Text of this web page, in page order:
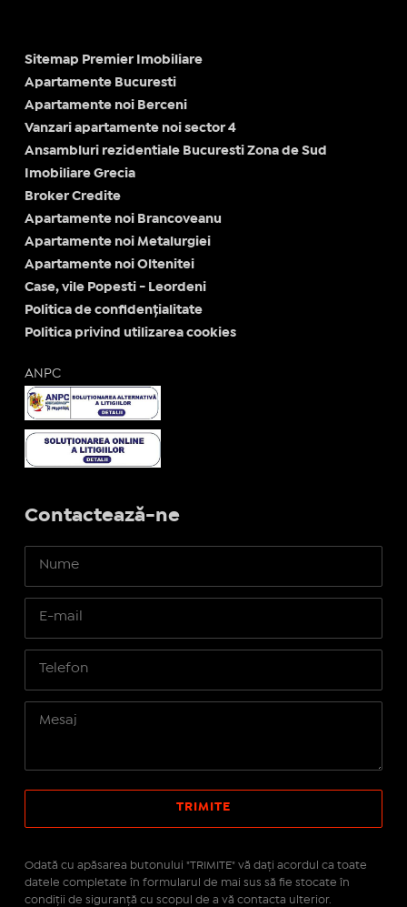
Sitemap Premier Imobiliare
Apartamente Bucuresti
Apartamente noi Berceni
Vanzari apartamente noi sector 4
Ansambluri rezidentiale Bucuresti Zona de Sud
Imobiliare Grecia
Broker Credite
Apartamente noi Brancoveanu
Apartamente noi Metalurgiei
Apartamente noi Oltenitei
Case, vile Popesti - Leordeni
Politica de confidențialitate
Politica privind utilizarea cookies
ANPC
Contactează-ne
Odată cu apăsarea butonului "TRIMITE" vă daţi acordul ca toate
datele completate în formularul de mai sus să fie stocate în
condiţii de siguranţă cu scopul de a vă contacta ulterior.